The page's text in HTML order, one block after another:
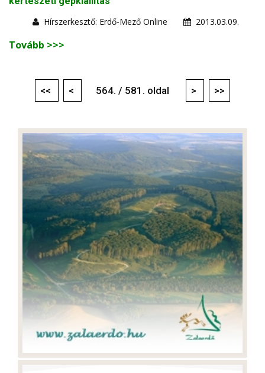
Hírszerkesztő: Erdő-Mező Online
2013.03.09.
Tovább >>>
<< < 564. / 581. oldal > >>